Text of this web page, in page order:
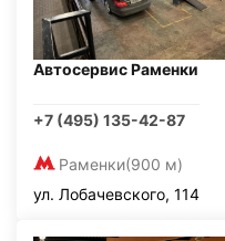
Автосервис Раменки
+7 (495) 135-42-87
Раменки(900 м)
ул. Лобачевского, 114